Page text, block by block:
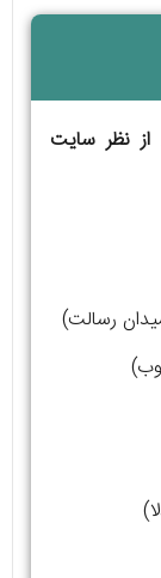
از نظر سایت
رسالت)